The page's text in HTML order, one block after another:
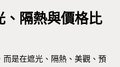
隔熱與價格比
是在遮光、隔熱、美觀、預